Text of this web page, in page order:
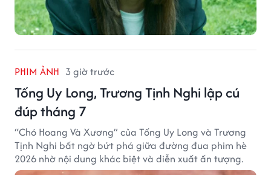
PHIM ẢNH 3 giờ trước
Tống Uy Long, Trương Tịnh Nghi lập cú
đúp tháng 7
“Chó Hoang Và Xương” của Tống Uy Long và Trương
Tịnh Nghi bất ngờ bứt phá giữa đường đua phim hè
2026 nhờ nội dung khác biệt và diễn xuất ấn tượng.